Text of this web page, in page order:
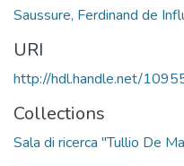
Saussure, Ferdinand de
URI
http://hdl.handle.net/
Collections
Sala di ricerca "Tullio De